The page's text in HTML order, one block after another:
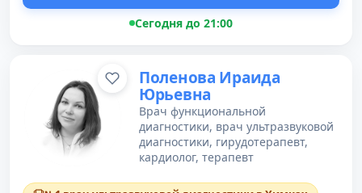
Сегодня до 21:00
Поленова Ираида
Юрьевна
Врач функциональной
диагностики, врач ультразвуковой
диагностики, гирудотерапевт,
кардиолог, терапевт